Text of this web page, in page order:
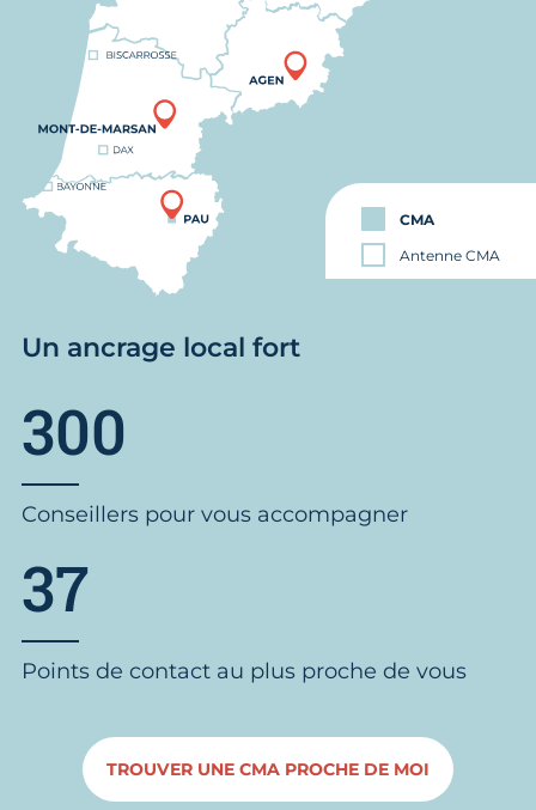
CMA
Antenne CMA
Un ancrage local fort
300
Conseillers pour vous accompagner
37
Points de contact au plus proche de vous
TROUVER UNE CMA PROCHE DE MOI